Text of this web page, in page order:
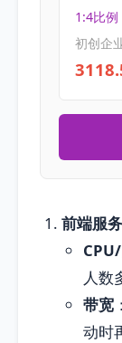
1:4比
初创企
前端服
人数
带宽 ：
动时